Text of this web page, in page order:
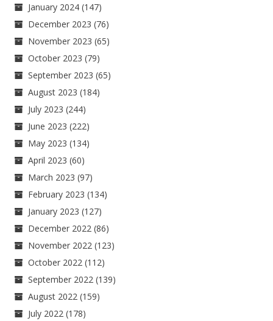
January 2024 (147)
December 2023 (76)
November 2023 (65)
October 2023 (79)
September 2023 (65)
August 2023 (184)
July 2023 (244)
June 2023 (222)
May 2023 (134)
April 2023 (60)
March 2023 (97)
February 2023 (134)
January 2023 (127)
December 2022 (86)
November 2022 (123)
October 2022 (112)
September 2022 (139)
August 2022 (159)
July 2022 (178)